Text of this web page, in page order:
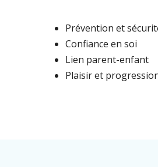
Prévention et
Confiance en soi
Lien parent-enfant
Plaisir et